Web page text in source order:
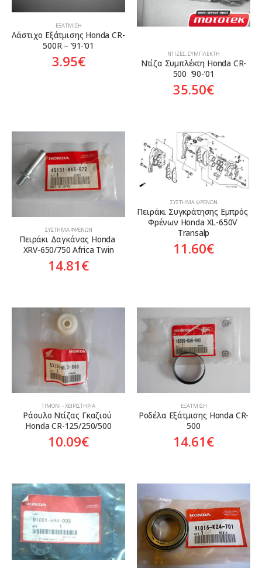
ΕΞΆΤΜΙΣΗ
Λάστιχο Εξάτμισης Honda CR-
500R – ’91-’01
3.95€ ΝΤΊΖΕΣ,ΣΥΜΠΛΈΚΤΗ
Ντίζα Συμπλέκτη Honda CR-
500  ’90-’01
35.50€
ΣΎΣΤΗΜΑ ΦΡΈΝΩΝ
Πειράκι Δαγκάνας Honda
XRV-650/750 Africa Twin
14.81€
ΣΎΣΤΗΜΑ ΦΡΈΝΩΝ
Πειράκι Συγκράτησης Εμπρός
Φρένων Honda XL-650V
Transalp
11.60€
ΤΙΜΌΝΙ - ΧΕΙΡΙΣΤΉΡΙΑ
Ράουλο Ντίζας Γκαζιού
Honda CR-125/250/500
10.09€
ΕΞΆΤΜΙΣΗ
Ροδέλα Εξάτμισης Honda CR-
500
14.61€